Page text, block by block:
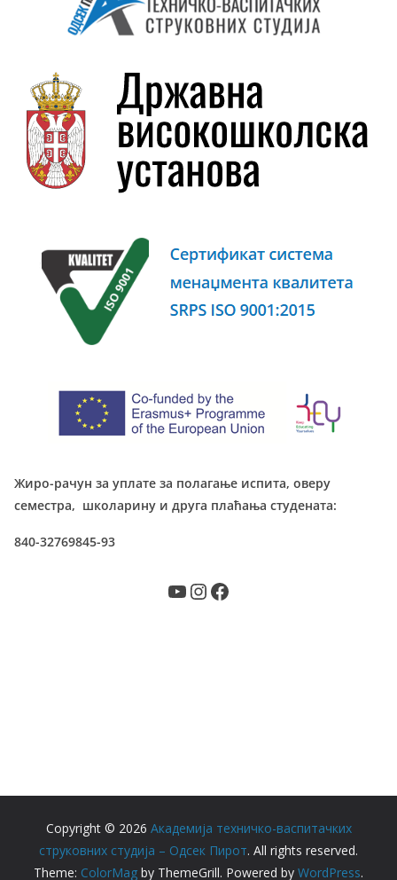
Жиро-рачун за уплате за полагање испита, оверу
семестра, школарину и друга плаћања студената:
840-32769845-93
YouTube InstagramFacebook
Copyright © 2026 Академија техничко-васпитачких
струковних студија – Одсек Пирот. All rights reserved.
Theme: ColorMag by ThemeGrill. Powered by WordPress.